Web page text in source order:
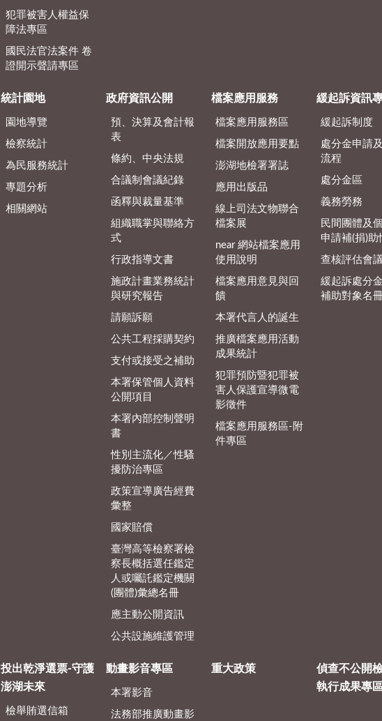
犯罪被害人權益保
障法專區
國民法官法案件 卷
證開示聲請專區
統計園地
園地導覽
檢察統計
為民服務統計
專題分析
相關網站
政府資訊公開
預、決算及會計報
表
條約、中央法規
合議制會議紀錄
函釋與裁量基準
組織職掌與聯絡方
式
行政指導文書
施政計畫業務統計
與研究報告
請願訴願
公共工程採購契約
支付或接受之補助
本署保管個人資料
公開項目
本署內部控制聲明
書
性別主流化／性騷
擾防治專區
政策宣導廣告經費
彙整
國家賠償
臺灣高等檢察署檢
察長概括選任鑑定
人或囑託鑑定機關
(團體)彙總名冊
應主動公開資訊
公共設施維護管理
檔案應用服務
檔案應用服務區
檔案開放應用要點
澎湖地檢署署誌
應用出版品
線上司法文物聯合
檔案展
near 網站檔案應用
使用說明
檔案應用意見與回
饋
本署代言人的誕生
推廣檔案應用活動
成果統計
犯罪預防暨犯罪被
害人保護宣導微電
影徵件
檔案應用服務區-附
件專區
緩起訴資訊
緩起訴制度
處分金申請
流程
處分金區
義務勞務
民間團體及
申請補(捐)助
查核評估會
緩起訴處分
補助對象名
投出乾淨選票-守護
澎湖未來
檢舉賄選信箱
動畫影音專區
本署影音
法務部推廣動畫影
重大政策
偵查不公開
執行成果專區